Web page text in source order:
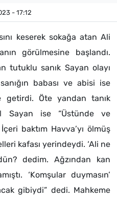
- 17:12
keserek sokağa atan Ali
görülmesine başlandı.
tutuklu sanık Sayan olayı
babası ve abisi ise
getirdi. Öte yandan tanık
Sayan ise “Üstünde ve
baktım Havva’yı ölmüş
kafası yerindeydi. ‘Ali ne
dedim. Ağzından kan
‘Komşular duymasın’
gibiydi” dedi. Mahkeme